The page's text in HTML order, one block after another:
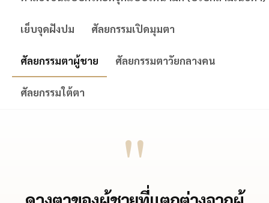
เย็บจุดฝังปม ศัลยกรรมเปิดมุมตา
ศัลยกรรมตาผู้ชาย ศัลยกรรมตาวัยกลางคน
ศัลยกรรมใต้ตา
"